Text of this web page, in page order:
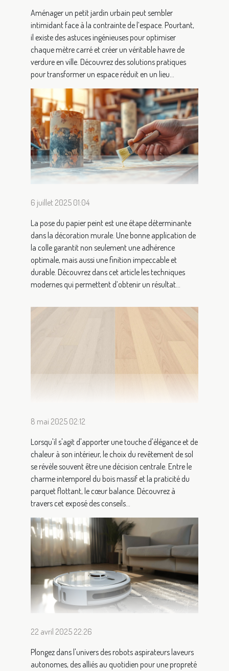
Aménager un petit jardin urbain peut sembler
intimidant face à la contrainte de l’espace. Pourtant,
il existe des astuces ingénieuses pour optimiser
chaque mètre carré et créer un véritable havre de
verdure en ville. Découvrez des solutions pratiques
pour transformer un espace réduit en un lieu...
6 juillet 2025 01:04
La pose du papier peint est une étape déterminante
dans la décoration murale. Une bonne application de
la colle garantit non seulement une adhérence
optimale, mais aussi une finition impeccable et
durable. Découvrez dans cet article les techniques
modernes qui permettent d’obtenir un résultat...
8 mai 2025 02:12
Lorsqu'il s'agit d'apporter une touche d'élégance et de
chaleur à son intérieur, le choix du revêtement de sol
se révèle souvent être une décision centrale. Entre le
charme intemporel du bois massif et la praticité du
parquet flottant, le cœur balance. Découvrez à
travers cet exposé des conseils...
22 avril 2025 22:26
Plongez dans l'univers des robots aspirateurs laveurs
autonomes, des alliés au quotidien pour une propreté